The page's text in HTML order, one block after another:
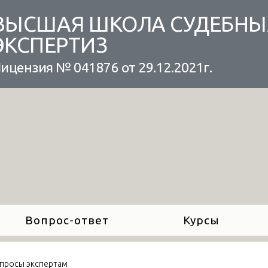
ШКОЛА
№ 041876 от 29.12.2021г.
Вопрос-ответ Курсы
экспертам